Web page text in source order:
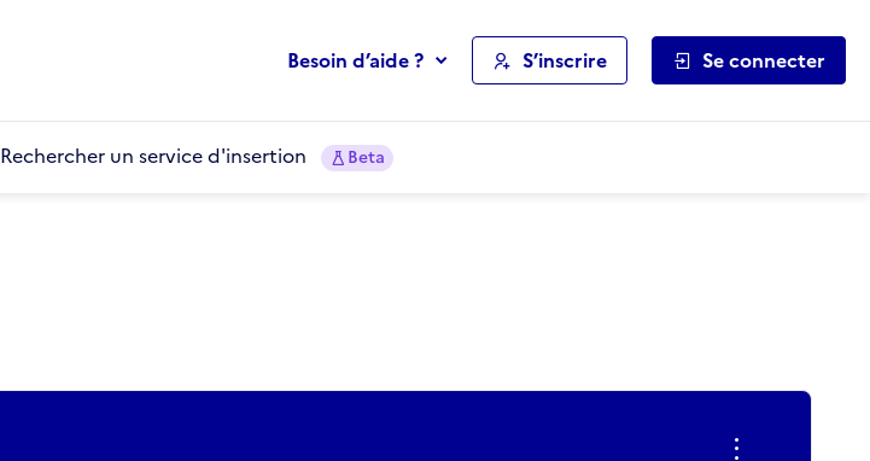
Besoin d’aide ? S’inscrire Se connecter
Rechercher un service d'insertion Beta